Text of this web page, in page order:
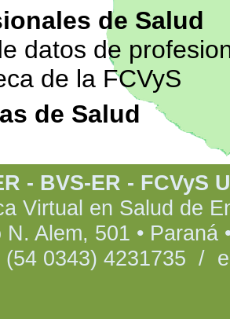
de Salud
datos de
de la FCVyS
de Salud
- BVS-ER - FCVyS
Virtual en Salud de
N. Alem, 501 • Paraná
(54 0343) 4231735 /